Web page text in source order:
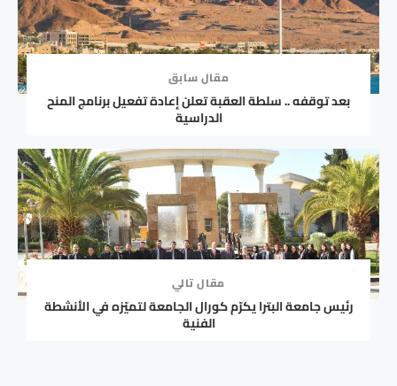
مقال سابق
بعد توقفه .. سلطة العقبة تعلن إعادة تفعيل برنامج المنح
الدراسية
مقال تالي
رئيس جامعة البترا يكرّم كورال الجامعة لتميّزه في الأنشطة
الفنية